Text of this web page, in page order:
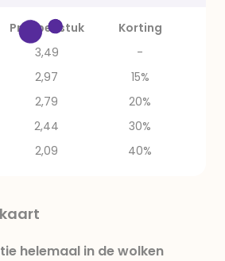
Prijs per stuk
Korting
3,49
-
2,97
15%
2,79
20%
2,44
30%
2,09 40%
helemaal in de wolken